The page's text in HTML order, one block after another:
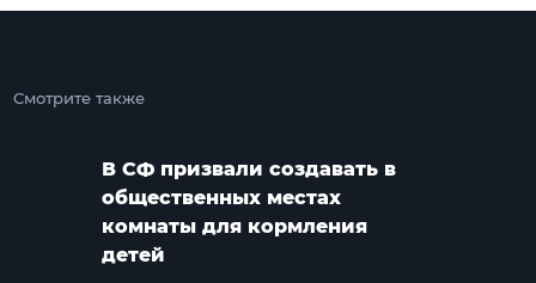
Смотрите также
В СФ призвали создавать в
общественных местах
комнаты для кормления
детей